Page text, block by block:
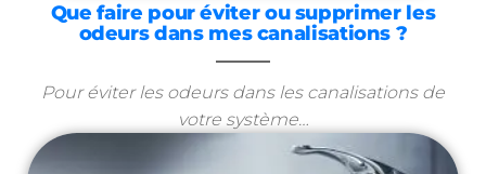
Que faire pour éviter ou supprimer les
odeurs dans mes canalisations ?
Pour éviter les odeurs dans les canalisations de
votre système…